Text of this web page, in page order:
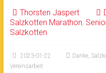
Thorsten Jaspert
Salzkotten Marathon,
Salzkotten
2023-01-22 Danke,
Vereinsarbeit